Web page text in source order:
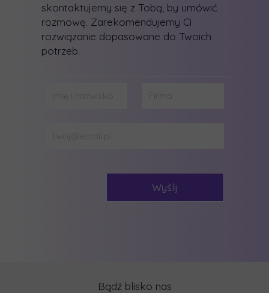
Bądź blisko nas
Wyślij
skontaktujemy się z Tobą, by umówić
rozmowę. Zarekomendujemy Ci
rozwiązanie dopasowane do Twoich
potrzeb.